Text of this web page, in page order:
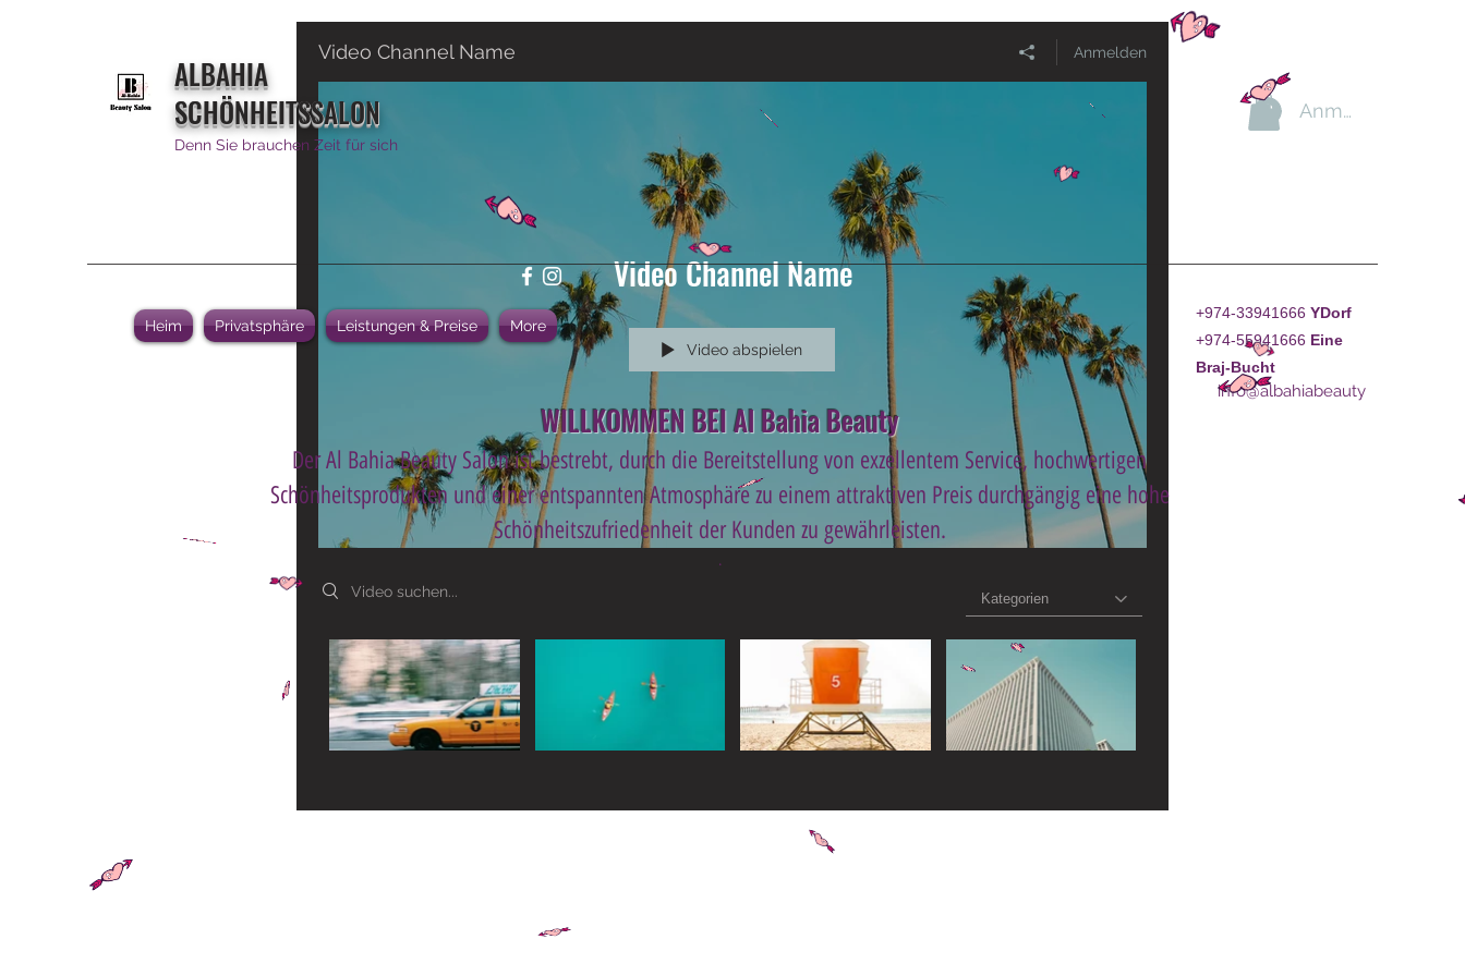
ALBAHIA
SCHÖNHEITSSALON
Denn Sie brauchen Zeit für sich
Anmelden
Heim Privatsphäre Leistungen & Preise More
+974-33941666 YDorf
+974-55941666 Eine
Braj-Bucht
info@albahiabeauty
WILLKOMMEN BEI Al Bahia Beauty
Der Al Bahia Beauty Salon ist bestrebt, durch die Bereitstellung von exzellentem Service, hochwertigen
Schönheitsprodukten und einer entspannten Atmosphäre zu einem attraktiven Preis durchgängig eine hohe
Schönheitszufriedenheit der Kunden zu gewährleisten.
.
Widget Didn’t Load
Check your internet and refresh
If that doesn’t work, contact us.
Video Channel Name Anmelden
Video Channel Name
Video abspielen
Search videos
Kategorien